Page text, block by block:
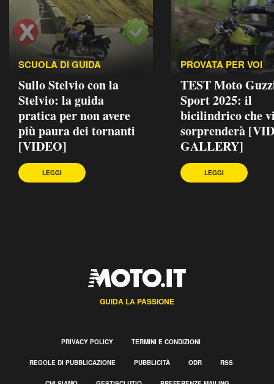
SCUOLA DI GUIDA
Sullo Stelvio con la
Stelvio: la guida
pratica per non avere
più paura dei tornanti
[VIDEO]
LEGGI
PROVATA PER VOI
TEST Moto
Sport 2025: il
bicilindrico che
sorprenderà
GALLERY]
LEGGI
GUIDA LA PASSIONE
PRIVACY POLICY TERMINI E CONDIZIONI
REGOLE DI PUBBLICAZIONE PUBBLICITÀ ODR RSS